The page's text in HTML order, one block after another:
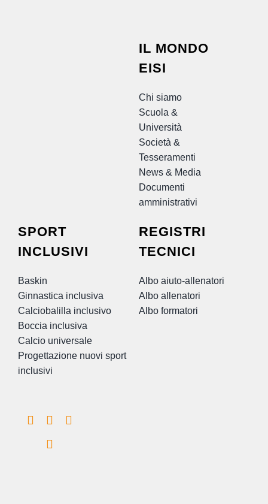
IL MONDO
EISI
Chi siamo
Scuola &
Università
Società &
Tesseramenti
News & Media
Documenti
amministrativi
SPORT
INCLUSIVI
Baskin
Ginnastica inclusiva
Calciobalilla inclusivo
Boccia inclusiva
Calcio universale
Progettazione nuovi sport
inclusivi
REGISTRI
TECNICI
Albo aiuto-allenatori
Albo allenatori
Albo formatori